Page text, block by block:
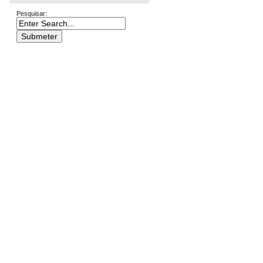
Pesquisar: